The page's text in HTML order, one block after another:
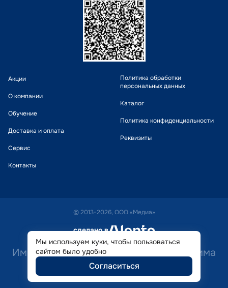
Акции
О компании
Обучение
Доставка и оплата
Сервис
Контакты
Политика обработки
персональных данных
Каталог
Политика конфиденциальности
Реквизиты
© 2013-2026, ООО «Медиа»
сделано в alente
Имеются противопоказания. Необходима
консультация специалиста.
Мы используем куки, чтобы пользоваться
сайтом было удобно
Согласиться